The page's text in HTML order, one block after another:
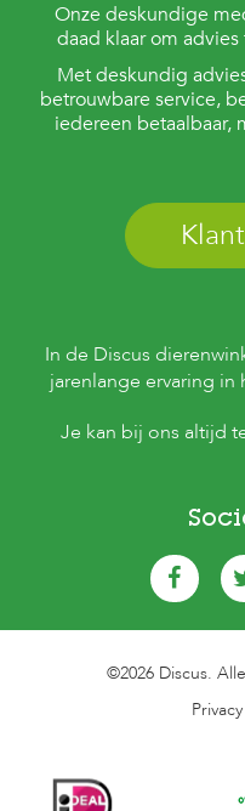
Onze deskundige
daad klaar om
Met deskundig
betrouwbare service,
iedereen betaalbaar,
In de Discus
jarenlange ervaring in
Je kan bij ons altijd
©2026 Discus.